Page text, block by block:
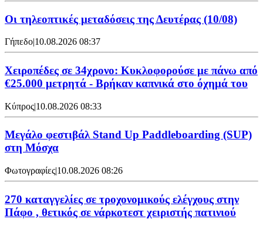
Οι τηλεοπτικές μεταδόσεις της Δευτέρας (10/08)
Γήπεδο|10.08.2026 08:37
Χειροπέδες σε 34χρονο: Κυκλοφορούσε με πάνω από
€25.000 μετρητά - Βρήκαν καπνικά στο όχημά του
Κύπρος|10.08.2026 08:33
Μεγάλο φεστιβάλ Stand Up Paddleboarding (SUP)
στη Μόσχα
Φωτογραφίες|10.08.2026 08:26
270 καταγγελίες σε τροχονομικούς ελέγχους στην
Πάφο , θετικός σε νάρκοτεστ χειριστής πατινιού